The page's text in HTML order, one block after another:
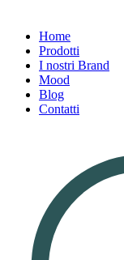
Home
Prodotti
I nostri Brand
Mood
Blog
Contatti